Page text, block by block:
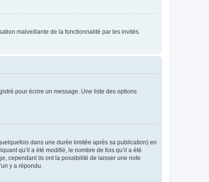
malveillante de la fonctionnalité par les invités.
pour écrire un message. Une liste des options
dans une durée limitée après sa publication) en
qu’il a été modifié, le nombre de fois qu’il a été
cependant ils ont la possibilité de laisser une note
y a répondu.